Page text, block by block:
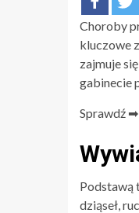
Choroby
kluczowe
zajmuje
gabinecie
Sprawdź ➡
Podstawą
dziąseł,